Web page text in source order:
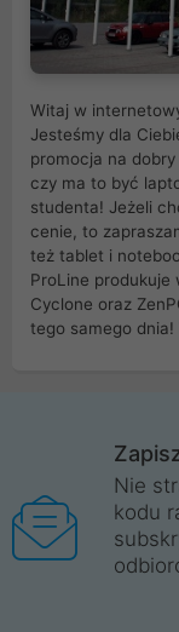
Witaj w
Jesteśmy dla
promocja na
czy ma to być
studenta! Jeżeli
cenie, to
też tablet i
ProLine produkuje
Cyclone oraz
tego samego
Wrocław,
Trzebnica, Opole.
ProLine to polska
legalnie i płacimy
główną w
komunikacja ze
Nie
kodu